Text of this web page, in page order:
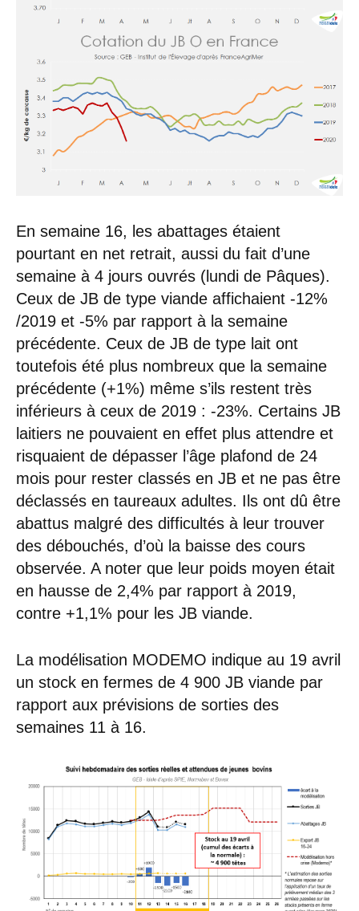
En semaine 16, les abattages étaient
pourtant en net retrait, aussi du fait d’une
semaine à 4 jours ouvrés (lundi de Pâques).
Ceux de JB de type viande affichaient -12%
/2019 et -5% par rapport à la semaine
précédente. Ceux de JB de type lait ont
toutefois été plus nombreux que la semaine
précédente (+1%) même s’ils restent très
inférieurs à ceux de 2019 : -23%. Certains JB
laitiers ne pouvaient en effet plus attendre et
risquaient de dépasser l’âge plafond de 24
mois pour rester classés en JB et ne pas être
déclassés en taureaux adultes. Ils ont dû être
abattus malgré des difficultés à leur trouver
des débouchés, d’où la baisse des cours
observée. A noter que leur poids moyen était
en hausse de 2,4% par rapport à 2019,
contre +1,1% pour les JB viande.
La modélisation MODEMO indique au 19 avril
un stock en fermes de 4 900 JB viande par
rapport aux prévisions de sorties des
semaines 11 à 16.